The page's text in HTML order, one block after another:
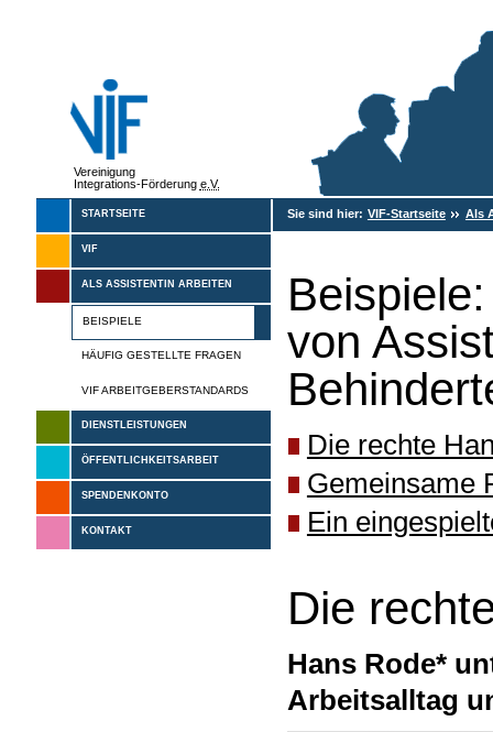
Vereinigung
Integrations-Förderung e.V.
STARTSEITE
VIF
ALS ASSISTENTIN ARBEITEN
BEISPIELE
HÄUFIG GESTELLTE FRAGEN
VIF ARBEITGEBERSTANDARDS
DIENSTLEISTUNGEN
ÖFFENTLICHKEITSARBEIT
SPENDENKONTO
KONTAKT
Sie sind hier: VIF-Startseite Als
von
Die rechte
Gemeinsame
Ein
Die
Hans Rode*
Arbeitsalltag